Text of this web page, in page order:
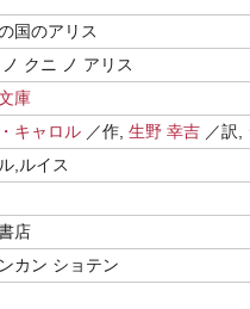
国のアリス
クニ ノ アリス
庫
キャロル ／作, 生野 幸吉 ／訳,
,ルイス
店
カン ショテン